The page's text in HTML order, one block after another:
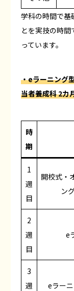
学科の時間で基
とを実技の時
っています。
・eラーニング
当者養成科 2カ
時
期
1
週
目
開校式・
ン
2
週
目
e
3
週
eラー